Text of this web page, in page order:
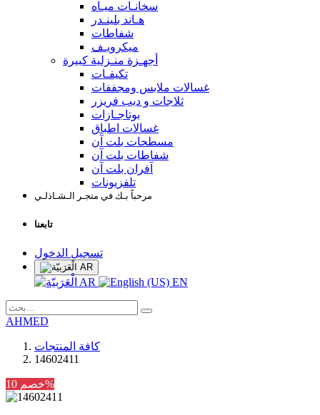
سخانـات ميـاه
هـاند بلينـدر
شفاطات
ميكرويـف
أجهـزة منـزلية كبيرة
تكيفـات
غسالات ملابس ومجففات
ثلاجات و ديب فريزر
بوتاجـازات
غسالات اطباق
مسطحات بلت آن
شفاطات بلت آن
آفران بلت آن
تلفزيونات
مرحباً بـك في متجـر الـشـاذلـي
تابعنا
تسجيل الدخول
AR
AR EN
AHMED
كافة المنتجات
14602411
خصم 10%